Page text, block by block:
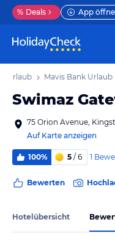
% Deals App
Urlaub Mavis Bank Urlaub
Swimaz
75 Orion Avenue,
Auf Karte anzeigen
100% 5 / 6 1
Bewerten
Hotelübersicht